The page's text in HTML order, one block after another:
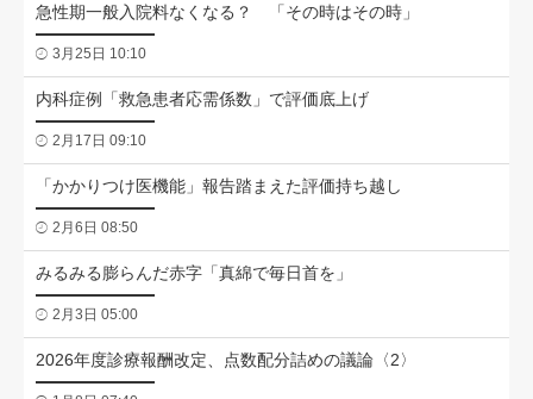
急性期一般入院料なくなる？ 「その時はその時」
3月25日 10:10
内科症例「救急患者応需係数」で評価底上げ
2月17日 09:10
「かかりつけ医機能」報告踏まえた評価持ち越し
2月6日 08:50
みるみる膨らんだ赤字「真綿で毎日首を」
2月3日 05:00
2026年度診療報酬改定、点数配分詰めの議論〈2〉